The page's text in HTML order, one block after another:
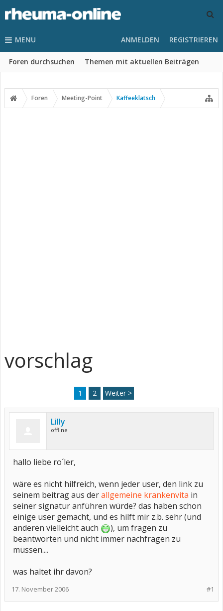
MENU
Foren durchsuchen Themen mit aktuellen Beiträgen
ANMELDEN REGISTRIEREN
Foren Meeting-Point Kaffeeklatsch
vorschlag
1 2 Weiter >
Lilly
offline
hallo liebe ro´ler,
wäre es nicht hilfreich, wenn jeder user, den link zu
seinem beitrag aus derallgemeine krankenvita in
seiner signatur anführen würde? das haben schon
einige user gemacht, und es hilft mir z.b. sehr (und
anderen vielleicht auch
), um fragen zu
beantworten und nicht immer nachfragen zu
müssen....
was haltet ihr davon?
#1
17. November 2006